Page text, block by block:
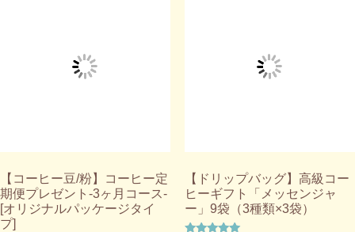
【コーヒー豆/粉】コーヒー定
期便プレゼント-3ヶ月コース-
[オリジナルパッケージタイ
プ]
【ドリップバッグ】高級コー
ヒーギフト「メッセンジャ
ー」9袋（3種類×3袋）